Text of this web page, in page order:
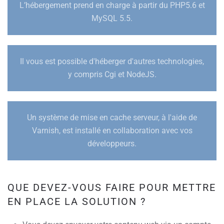
L’hébergement prend en charge à partir du PHP5.6 et
MySQL 5.5.
Il vous est possible d'héberger d'autres technologies,
y compris Cgi et NodeJS.
Un système de mise en cache serveur, à l'aide de
Varnish, est installé en collaboration avec vos
développeurs.
QUE DEVEZ-VOUS FAIRE POUR METTRE
EN PLACE LA SOLUTION ?